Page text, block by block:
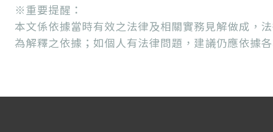
※重要提醒：
本文係依據當時有效之法律及相關實務見解做成，
為解釋之依據；如個人有法律問題，建議仍應依據